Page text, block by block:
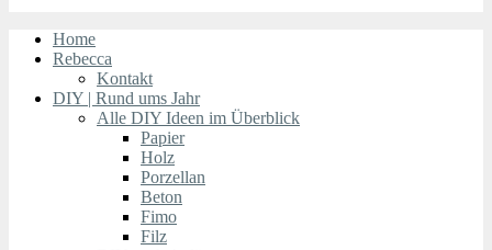
Home
Rebecca
Kontakt
DIY | Rund ums Jahr
Alle DIY Ideen im Überblick
Papier
Holz
Porzellan
Beton
Fimo
Filz